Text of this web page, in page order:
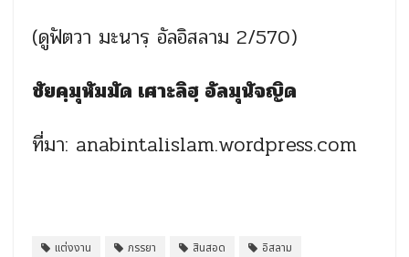
(ดูฟัตวา มะนารฺ อัลอิสลาม 2/570)
ชัยคฺมุหัมมัด เศาะลิฮฺ อัลมุนัจญิด
ที่มา: anabintalislam.wordpress.com
แต่งงาน ภรรยา สินสอด อิสลาม